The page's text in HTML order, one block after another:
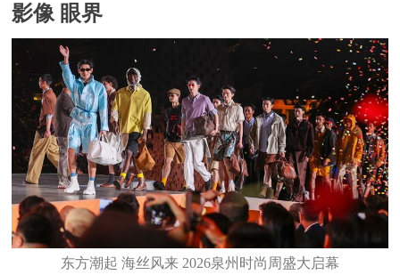
影像 眼界
东方潮起 海丝风来 2026泉州时尚周盛大启幕